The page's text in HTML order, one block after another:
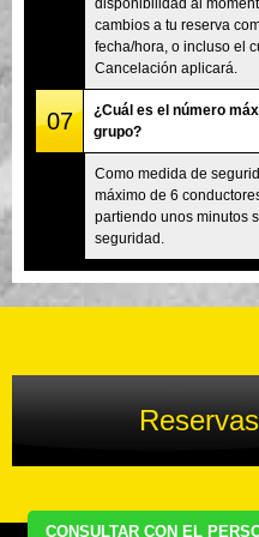
CONSULTAR CON EL
cambios a tu reserva
fecha/hora, o incluso el
Cancelación aplicará.
07
¿Cuál es el número
grupo?
Como medida de
máximo de 6
partiendo unos minutos
seguridad.